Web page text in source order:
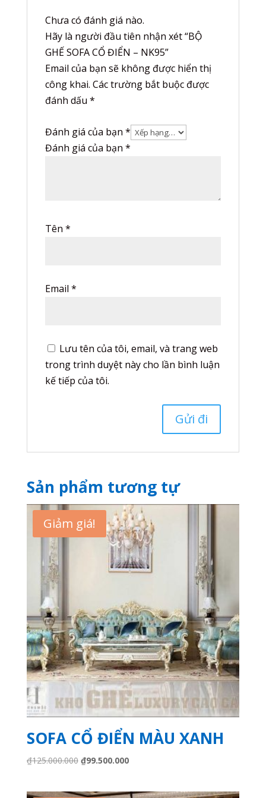
Chưa có đánh giá nào.
Hãy là người đầu tiên nhận xét “BỘ
GHẾ SOFA CỔ ĐIỂN – NK95”
Email của bạn sẽ không được hiển thị
công khai. Các trường bắt buộc được
đánh dấu *
Đánh giá của bạn *
Đánh giá của bạn *
Tên *
Email *
Lưu tên của tôi, email, và trang web
trong trình duyệt này cho lần bình luận
kế tiếp của tôi.
Sản phẩm tương tự
Giảm giá!
SOFA CỔ ĐIỂN MÀU XANH
₫125.000.000 Giá
₫99.500.000Giá